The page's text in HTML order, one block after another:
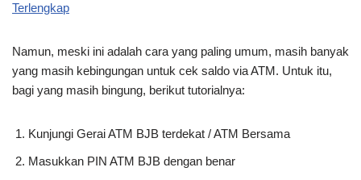
Terlengkap
Namun, meski ini adalah cara yang paling umum, masih banyak
yang masih kebingungan untuk cek saldo via ATM. Untuk itu,
bagi yang masih bingung, berikut tutorialnya:
Kunjungi Gerai ATM BJB terdekat / ATM Bersama
Masukkan PIN ATM BJB dengan benar